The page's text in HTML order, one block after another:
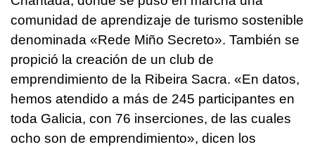
comunidad de aprendizaje de turismo sostenible
denominada «Rede Miño Secreto». También se
propició la creación de un club de
emprendimiento de la Ribeira Sacra. «En datos,
hemos atendido a más de 245 participantes en
toda Galicia, con 76 inserciones, de las cuales
ocho son de emprendimiento», dicen los